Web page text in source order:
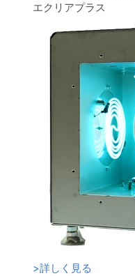
エクリアプラス
>詳しく見る